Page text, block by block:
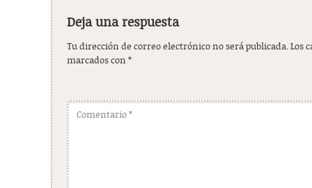
Deja una respuesta
Tu dirección de correo electrónico no será publicada. Los
marcados con*
Comentario*